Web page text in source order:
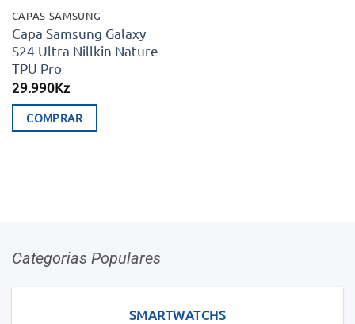
chosen
on
the
product
page
CAPAS SAMSUNG
Capa Samsung Galaxy
S24 Ultra Nillkin Nature
TPU Pro
29.990Kz
COMPRAR
Categorias Populares
SMARTWATCHS